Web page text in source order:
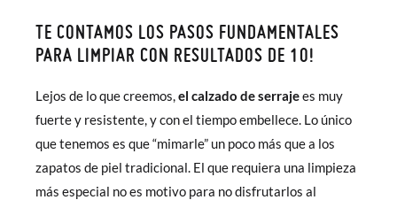
TE CONTAMOS LOS PASOS FUNDAMENTALES
PARA LIMPIAR CON RESULTADOS DE 10!
Lejos de lo que creemos,el calzado de serrajees muy
fuerte y resistente, y con el tiempo embellece. Lo único
que tenemos es que “mimarle” un poco más que a los
zapatos de piel tradicional. El que requiera una limpieza
más especial no es motivo para no disfrutarlos al